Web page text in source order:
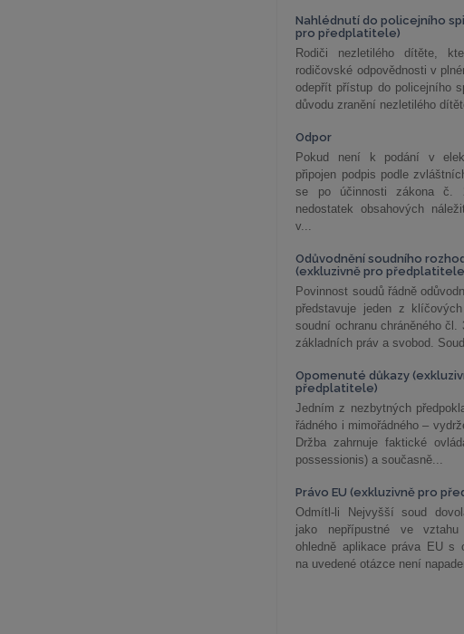
Nahlédnutí do policejního
pro předplatitele)
Rodiči nezletilého dítěte,
rodičovské odpovědnosti v
odepřít přístup do policejního
důvodu zranění nezletilého
Odpor
Pokud není k podání v
připojen podpis podle
se po účinnosti zákona č.
nedostatek obsahových
v...
Odůvodnění soudního
(exkluzivně pro
Povinnost soudů řádně
představuje jeden z
soudní ochranu chráněného čl.
základních práv a svobod.
Opomenuté důkazy
předplatitele)
Jedním z nezbytných
řádného i mimořádného –
Držba zahrnuje faktické
possessionis) a současně...
Právo EU (exkluzivně pro
Odmítl-li Nejvyšší soud
jako nepřípustné ve
ohledně aplikace práva EU s
na uvedené otázce není